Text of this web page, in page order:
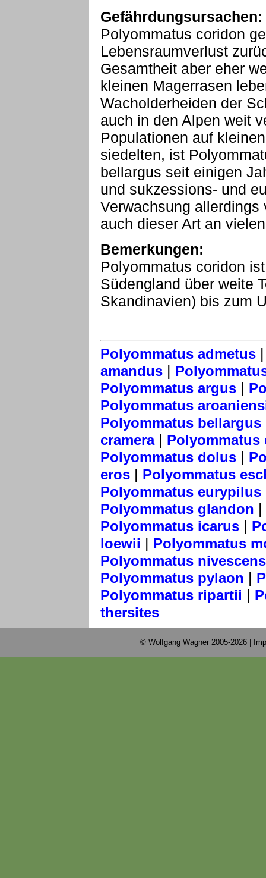
Gefährdungsursachen:
Polyommatus coridon
Lebensraumverlust
Gesamtheit aber eher
kleinen Magerrasen
Wacholderheiden der
auch in den Alpen weit
Populationen auf
siedelten, ist
bellargus seit einigen
und sukzessions- und
Verwachsung
auch dieser Art an
Bemerkungen:
Polyommatus coridon
Südengland über weite
Skandinavien) bis zum
Polyommatus admetus
amandus |
Polyommatus argus |
Polyommatus
Polyommatus bellargus
cramera| Polyommatus
Polyommatus dolus |
eros | Polyommatus
Polyommatus eurypilus
Polyommatus glandon |
Polyommatus icarus |
loewii | Polyommatus
Polyommatus nivescens
Polyommatus pylaon |
Polyommatus ripartii |
thersites
© Wolfgang Wagner 2005-2026 |